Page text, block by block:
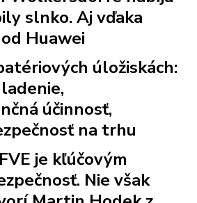
slnko. Aj vďaka
Huawei
úložiskách:
účinnosť,
na trhu
je kľúčovým
Nie však